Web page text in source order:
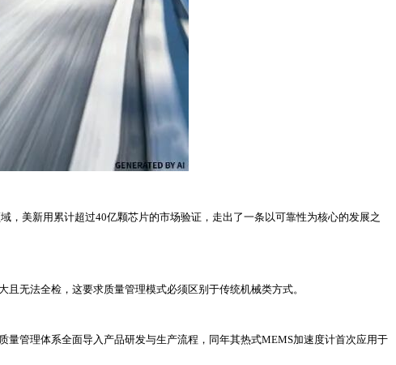
美新用累计超过40亿颗芯片的市场验证，走出了一条以可靠性为核心的发展之
无法全检，这要求质量管理模式必须区别于传统机械类方式。
管理体系全面导入产品研发与生产流程，同年其热式MEMS加速度计首次应用于